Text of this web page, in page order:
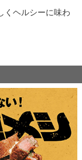
くヘルシーに味わ